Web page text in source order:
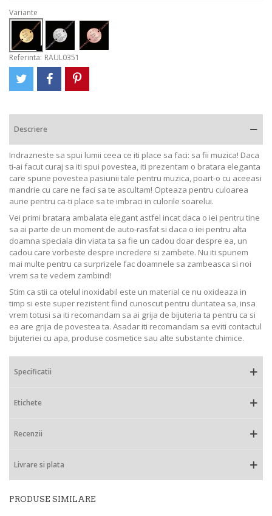
Variante
Referinta: RAUL0351
Descriere
Indrazneste sa spui lumii ceea ce iti place sa faci: sa fii muzica! Daca
ti-ai facut curaj sa iti spui povestea, iti prezentam o bratara eleganta
care spune povestea pasiunii tale pentru muzica, poart-o cu aceeasi
mandrie cu care ne faci sa te ascultam! Opteaza pentru culoarea
aurie pentru ca-ti place sa te imbraci in culorile soarelui.
Vei primi bratara ambalata elegant astfel incat daca o iei pentru tine
sa ai parte de un moment de auto-rasfat si daca o iei pentru alta
doamna speciala din viata ta sa fie un cadou doar despre ea, un
cadou care vorbeste despre incredere si zambete. Nu iti spunem
mai multe pentru ca surprizele fac doamnele sa zambeasca si noi
vrem sa te vedem zambind!
Stim ca stii ca otelul inoxidabil este un material ce nu oxideaza in
timp si este super rezistent fiind cunoscut pentru duritatea sa, insa
vrem totusi sa iti recomandam sa ai grija de bijuteria ta pentru ca si
ea are grija de povestea ta. Asadar iti recomandam sa eviti contactul
bijuteriei cu apa, produse cosmetice sau alte substante chimice.
Specificatii
Etichete
Recenzii
Livrare si plata
PRODUSE SIMILARE